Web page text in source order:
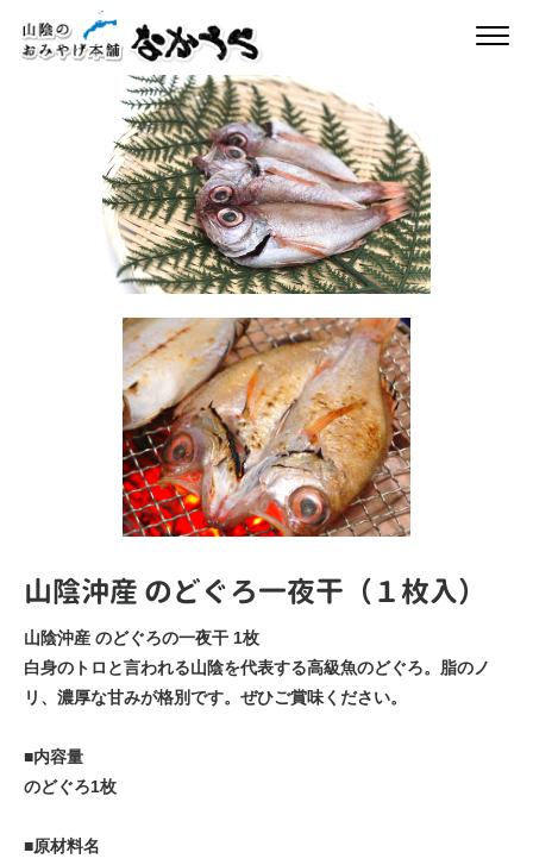
山陰沖産 のどぐろ一夜干（１枚入）
山陰沖産 のどぐろの一夜干 1枚
白身のトロと言われる山陰を代表する高級魚のどぐろ。脂のノ
リ、濃厚な甘みが格別です。ぜひご賞味ください。
■内容量
のどぐろ1枚
■原材料名